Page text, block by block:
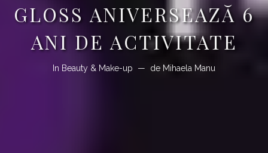
GLOSS ANIVERSEAZĂ 6
ANI DE ACTIVITATE
In Beauty & Make-up de Mihaela Manu